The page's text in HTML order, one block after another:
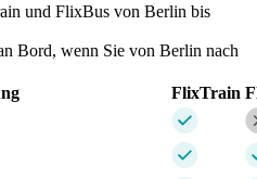
und FlixBus von Berlin bis
Bord, wenn Sie von Berlin nach
FlixTrain